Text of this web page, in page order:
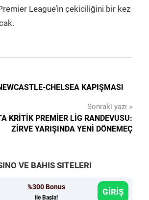
League’in çekiciliğini bir kez
CHELSEA KAPIŞMASI
Sonraki yazı
KRITIK PREMIER LIG RANDEVUSU:
ZIRVE YARIŞINDA YENI DÖNEMEÇ
VE BAHIS SITELERI
%300 Bonus
ile Başla!
GİRİŞ